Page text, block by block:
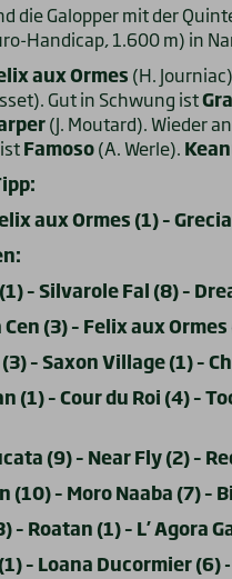
die Galopper mit der
Handicap, 1.600 m) in
aux Ormes (H.
Gut in Schwung ist
(J. Moutard). Wieder
Famoso(A. Werle).
aux Ormes (1) –
– Silvarole Fal (8) –
(3) – Felix aux
– Saxon Village (1) –
(1) – Cour du Roi (4) –
(9) – Near Fly (2) –
– Moro Naaba (7) –
– Roatan (1) – L’ Agora
– Loana Ducormier